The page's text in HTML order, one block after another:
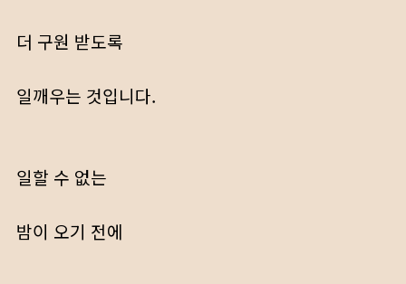
더 구원 받도록
일깨우는 것입니다.
일할 수 없는
밤이 오기 전에